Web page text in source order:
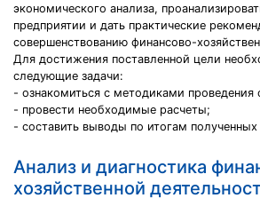
экономического анализа,
предприятии и дать практические
совершенствованию финансово-
Для достижения поставленной цели
следующие задачи:
- ознакомиться с методиками проведения
- провести необходимые расчеты;
- составить выводы по итогам полученных
Анализ и диагностика
хозяйственной